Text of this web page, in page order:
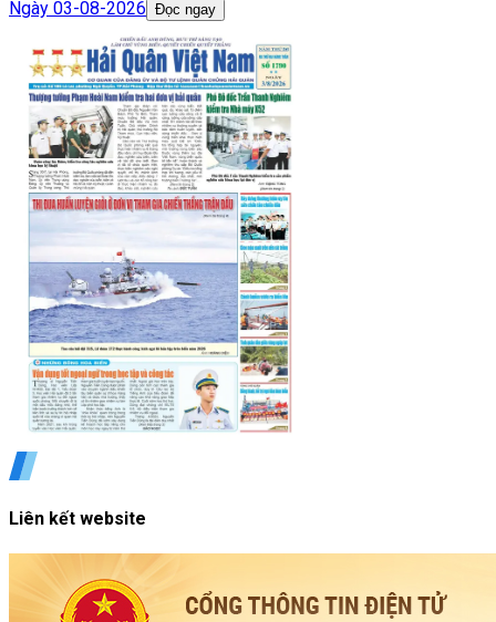
Ngày 03-08-2026 Đọc ngay
Liên kết website